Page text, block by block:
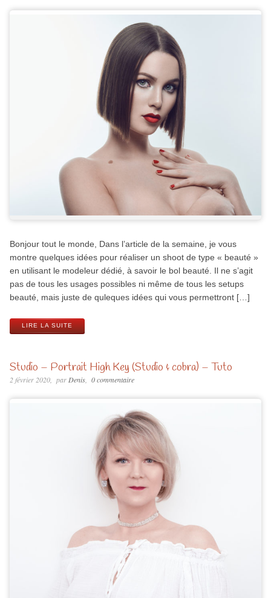
Bonjour tout le monde, Dans l’article de la semaine, je vous
montre quelques idées pour réaliser un shoot de type « beauté »
en utilisant le modeleur dédié, à savoir le bol beauté. Il ne s’agit
pas de tous les usages possibles ni même de tous les setups
beauté, mais juste de quleques idées qui vous permettront […]
LIRE LA SUITE
Studio – Portrait High Key (Studio & cobra) – Tuto
2 février 2020 par Denis 0 commentaire